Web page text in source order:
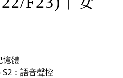
憶體
S2：語音聲控